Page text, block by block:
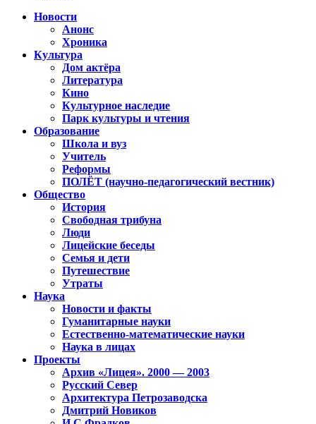
Новости
Анонс
Хроника
Культура
Дом актёра
Литература
Кино
Культурное наследие
Парк культуры и чтения
Образование
Школа и вуз
Учитель
Реформы
ПОЛЁТ (научно-педагогический вестник)
Общество
История
Свободная трибуна
Люди
Лицейские беседы
Семья и дети
Путешествие
Утраты
Наука
Новости и факты
Гуманитарные науки
Естественно-математические науки
Наука в лицах
Проекты
Архив «Лицея». 2000 — 2003
Русский Север
Архитектура Петрозаводска
Дмитрий Новиков